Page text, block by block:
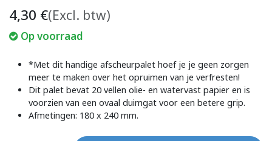
4,30 €(Excl. btw)
Op voorraad
*Met dit handige afscheurpalet hoef je je geen zorgen
meer te maken over het opruimen van je verfresten!
Dit palet bevat 20 vellen olie- en watervast papier en is
voorzien van een ovaal duimgat voor een betere grip.
Afmetingen: 180 x 240 mm.